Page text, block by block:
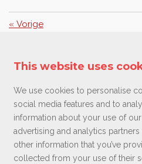
« Vorige
This website uses
We use cookies to personalise
social media features and to
information about your use of
advertising and analytics
other information that you’ve
collected from your use of their